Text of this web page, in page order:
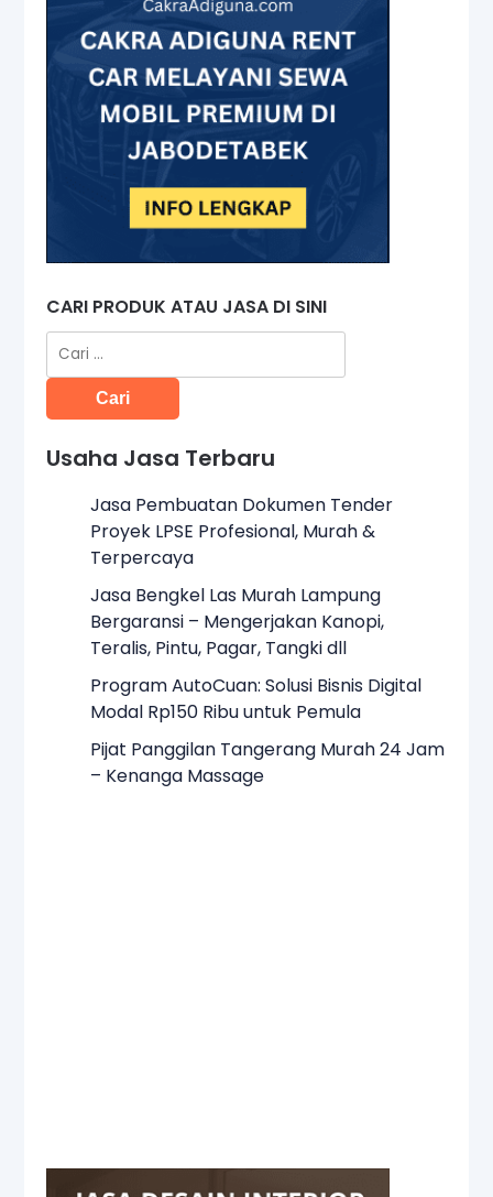
CARI PRODUK ATAU JASA DI SINI
Cari
untuk:
Usaha Jasa Terbaru
Jasa Pembuatan Dokumen Tender
Proyek LPSE Profesional, Murah &
Terpercaya
Jasa Bengkel Las Murah Lampung
Bergaransi – Mengerjakan Kanopi,
Teralis, Pintu, Pagar, Tangki dll
Program AutoCuan: Solusi Bisnis Digital
Modal Rp150 Ribu untuk Pemula
Pijat Panggilan Tangerang Murah 24 Jam
– Kenanga Massage